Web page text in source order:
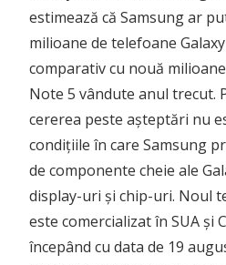
estimează că Samsung ar
milioane de telefoane
comparativ cu nouă
Note 5 vândute anul trecut.
cererea peste așteptări nu
condițiile în care Samsung
de componente cheie ale
display-uri și chip-uri. Noul
este comercializat în SUA și
începând cu data de 19